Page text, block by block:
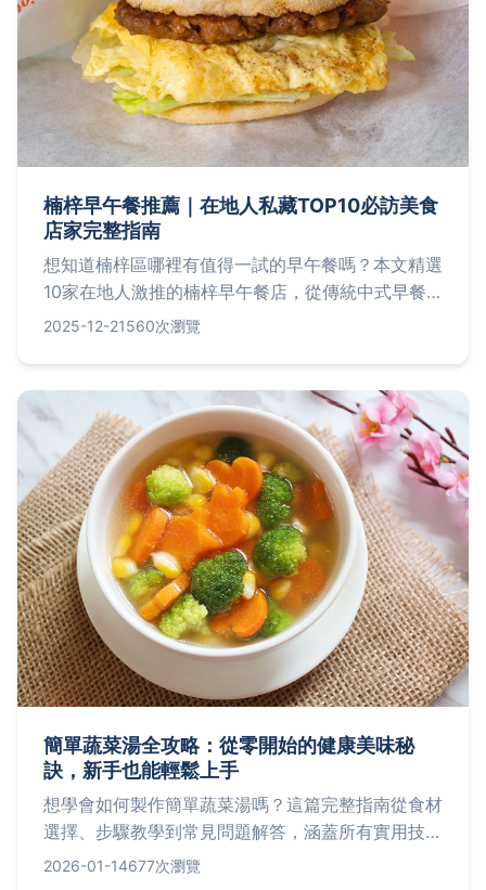
楠梓早午餐推薦｜在地人私藏TOP10必訪美食
店家完整指南
想知道楠梓區哪裡有值得一試的早午餐嗎？本文精選
10家在地人激推的楠梓早午餐店，從傳統中式早餐
到西式Brunch應有盡有，完整收錄營業時間、招牌
2025-12-21560次瀏覽
簡單蔬菜湯全攻略：從零開始的健康美味秘
訣，新手也能輕鬆上手
想學會如何製作簡單蔬菜湯嗎？這篇完整指南從食材
選擇、步驟教學到常見問題解答，涵蓋所有實用技
巧，讓你輕鬆煮出營養滿分的蔬菜湯，適合忙碌生活
2026-01-14677次瀏覽